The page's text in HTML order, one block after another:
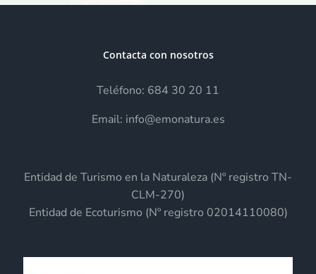
Contacta con nosotros
Teléfono: 684 30 20 11
Email: info@emonatura.es
Entidad de Turismo en la Naturaleza (Nº registro TN-
CLM-270)
Entidad de Ecoturismo (Nº registro 02014110080)